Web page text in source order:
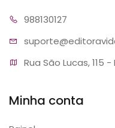
988130127
suporte@editora
Rua São Lucas, 115
Minha conta